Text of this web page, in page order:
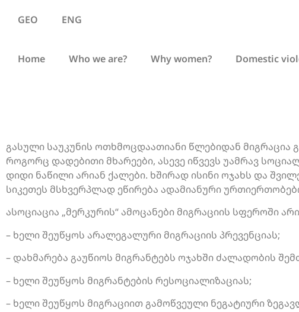
GEO ENG
Home Who we are? Why women? Domestic
გასული საუკუნის ოთხმოცდაათიანი წლებიდან მიგრაცია
როგორც დადებითი მხარეები, ასევე იწვევს უამრავ
დიდი ნაწილი არიან ქალები. ხშირად ისინი ოჯახს და
სიკეთეს მსხვერპლად ეწირება ადამიანური
ასოციაცია „მერკურის“ ამოცანები მიგრაციის სფეროში
– ხელი შეუწყოს არალეგალური მიგრაციის პრევენციას;
– დახმარება გაუწიოს მიგრანტებს ოჯახში ძალადობის
– ხელი შეუწყოს მიგრანტების რესოციალიზაციას;
– ხელი შეუწყოს მიგრაციით გამოწვეული ნეგატიური